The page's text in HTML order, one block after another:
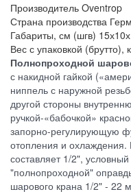
Производитель Oventrop
Страна производства
Габариты, см (шгв)
Вес с упаковкой (брутто),
Полнопроходной
с накидной гайкой
ниппель с наружной
другой стороны
ручкой-«бабочкой»
запорно-регулирующую
отопления и охлаждения.
составляет 1/2",
"полнопроходной"
шарового крана 1/2" - 22